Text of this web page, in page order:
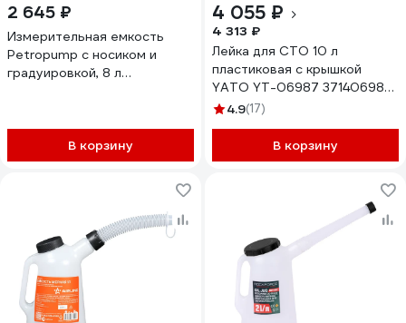
2 645 ₽
Измерительная емкость
Petropump с носиком и
градуировкой, 8 л
В корзину
4 055 ₽
4 313 ₽
Лейка для СТО 10 л
пластиковая с крышкой
YATO YT-06987 371406987
092 1
4.9(17)
В корзину